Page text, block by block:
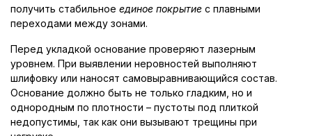
получить стабильное единое покрытие с плавными
переходами между зонами.
Перед укладкой основание проверяют лазерным
уровнем. При выявлении неровностей выполняют
шлифовку или наносят самовыравнивающийся состав.
Основание должно быть не только гладким, но и
однородным по плотности – пустоты под плиткой
недопустимы, так как они вызывают трещины при